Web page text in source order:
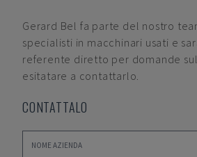
Gerard Bel fa parte del nostro
specialisti in macchinari usati e
referente diretto per domande
esitatare a contattarlo.
CONTATTALO